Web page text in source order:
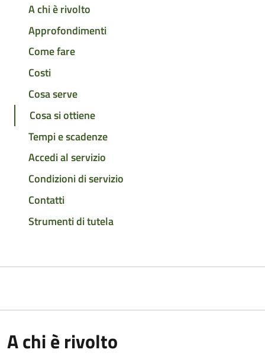
A chi è rivolto
Approfondimenti
Come fare
Costi
Cosa serve
Cosa si ottiene
Tempi e scadenze
Accedi al servizio
Condizioni di servizio
Contatti
Strumenti di tutela
A chi è rivolto